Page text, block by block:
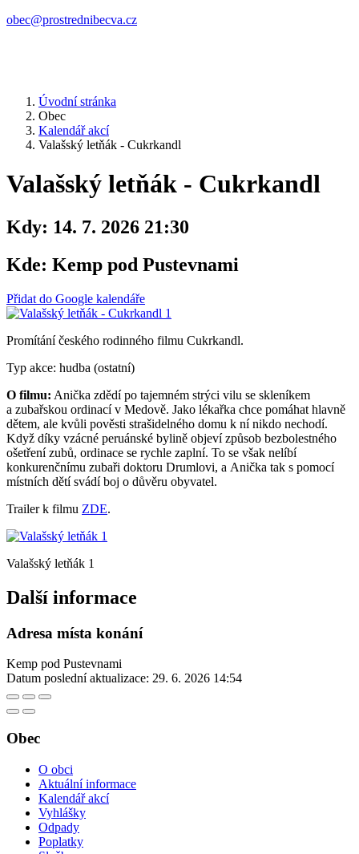
obec@prostrednibecva.cz
Úvodní stránka
Obec
Kalendář akcí
Valašský letňák - Cukrkandl
Valašský letňák - Cukrkandl
Kdy: 14. 7. 2026 21:30
Kde: Kemp pod Pustevnami
Přidat do Google kalendáře
Promítání českého rodinného filmu Cukrkandl.
Typ akce: hudba (ostatní)
O filmu: Anička zdědí po tajemném strýci vilu se skleníkem
a zubařskou ordinací v Medově. Jako lékařka chce pomáhat hlavně
dětem, ale kvůli pověsti strašidelného domu k ní nikdo nechodí.
Když díky vzácné peruánské bylině objeví způsob bezbolestného
ošetření zubů, ordinace se rychle zaplní. To se však nelíbí
konkurenčnímu zubaři doktoru Drumlovi, a Anička tak s pomocí
místních dětí svádí boj o důvěru obyvatel.
Trailer k filmu ZDE.
Valašský letňák 1
Další informace
Adresa místa konání
Kemp pod Pustevnami
Datum poslední aktualizace: 29. 6. 2026 14:54
Obec
O obci
Aktuální informace
Kalendář akcí
Vyhlášky
Odpady
Poplatky